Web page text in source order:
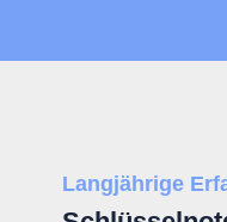
Langjährige